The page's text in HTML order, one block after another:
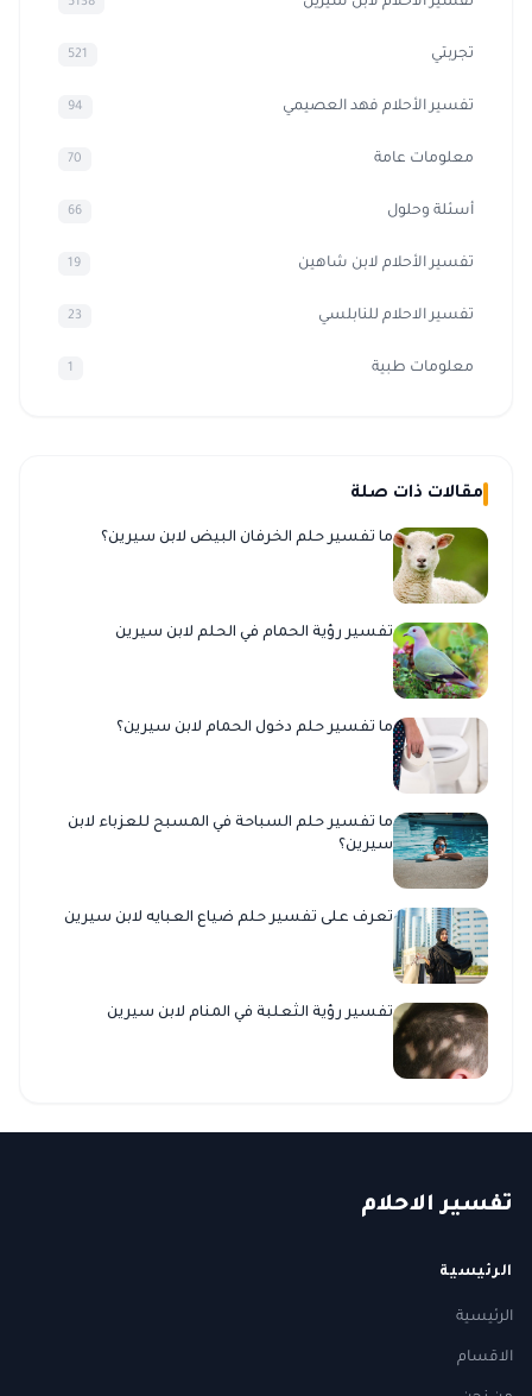
تجربتي 521
تفسير الأحلام فهد العصيمي 94
معلومات عامة 70
أسئلة وحلول 66
تفسير الأحلام لابن شاهين 19
تفسير الاحلام للنابلسي 23
معلومات طبية 1
مقالات ذات صلة
ما تفسير حلم الخرفان البيض لابن سيرين؟
تفسير رؤية الحمام في الحلم لابن سيرين
ما تفسير حلم دخول الحمام لابن سيرين؟
ما تفسير حلم السباحة في المسبح للعزباء لابن
سيرين؟
تعرف على تفسير حلم ضياع العبايه لابن سيرين
تفسير رؤية الثعلبة في المنام لابن سيرين
تفسير الاحلام
الرئيسية
الرئيسية
الاقسام